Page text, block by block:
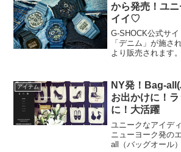
から発売！ユ
イイ♡
G-SHOCK公式サ
「デニム」が施さ
より販売されます
COLOR Ser...
アイテム
NY発！Bag-
お出かけに！
に！大活躍
ユニークなアイデ
ニューヨーク発の
all（バッグオール